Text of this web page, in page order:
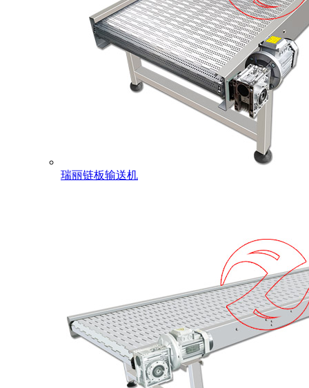
瑞丽链板输送机